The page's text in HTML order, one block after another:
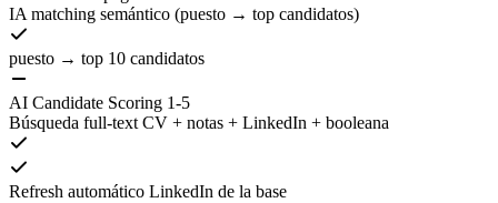
IA matching semántico (puesto → top candidatos)
puesto → top 10 candidatos
AI Candidate Scoring 1-5
Búsqueda full-text CV + notas + LinkedIn + booleana
Refresh automático LinkedIn de la base